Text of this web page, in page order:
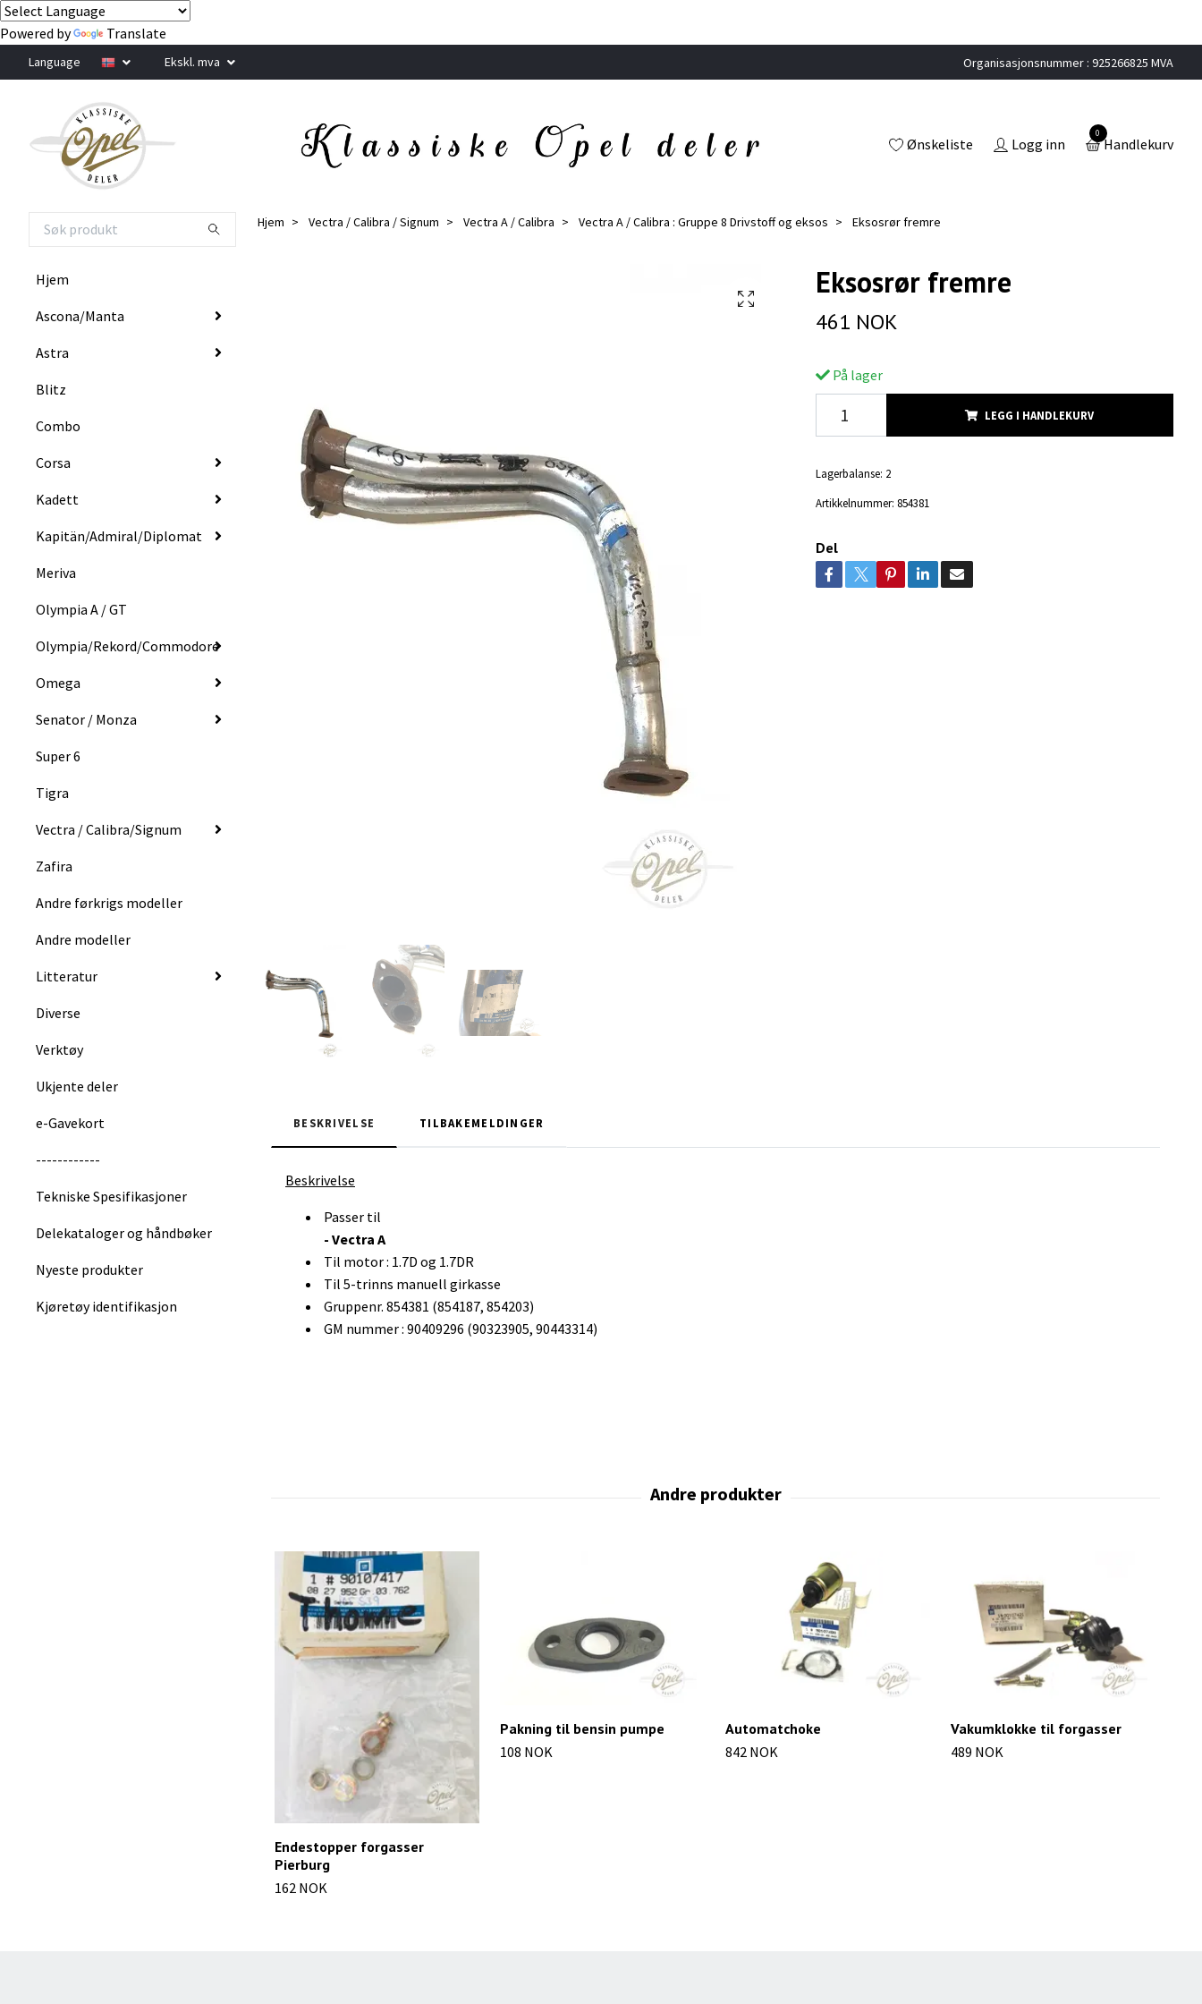
Powered by Translate
Language Ekskl. mva Organisasjonsnummer : 925266825 MVA
Ønskeliste Logg inn
0
Handlekurv
Hjem
Ascona/Manta
Astra
Blitz
Combo
Corsa
Kadett
Kapitän/Admiral/Diplomat
Meriva
Olympia A / GT
Olympia/Rekord/Commodore
Omega
Senator / Monza
Super 6
Tigra
Vectra / Calibra/Signum
Zafira
Andre førkrigs modeller
Andre modeller
Litteratur
Diverse
Verktøy
Ukjente deler
e-Gavekort
------------
Tekniske Spesifikasjoner
Delekataloger og håndbøker
Nyeste produkter
Kjøretøy identifikasjon
Hjem Vectra / Calibra / Signum Vectra A / Calibra Vectra A / Calibra : Gruppe 8 Drivstoff og eksos Eksosrør fremre
Eksosrør fremre
461 NOK
På lager
LEGG I HANDLEKURV
Lagerbalanse: 2
Artikkelnummer: 854381
Del
BESKRIVELSE TILBAKEMELDINGER
Beskrivelse
Passer til
- Vectra A
Til motor : 1.7D og 1.7DR
Til 5-trinns manuell girkasse
Gruppenr. 854381 (854187, 854203)
GM nummer : 90409296 (90323905, 90443314)
Endestopper forgasser
Pierburg
162 NOK
Pakning til bensin pumpe
108 NOK
Automatchoke
842 NOK
Vakumklokke til forgasser
489 NOK